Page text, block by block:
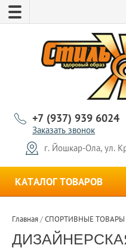
+7 (937) 939 6024
Заказать звонок
г. Йошкар-Ола, ул.
КАТАЛОГ ТОВАРОВ
Главная/СПОРТИВНЫЕ ТОВАРЫ